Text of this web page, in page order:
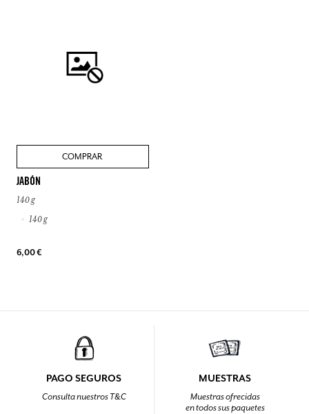
COMPRAR
JABÓN
140 g
140 g
6,00 €
PAGO SEGUROS
Consulta nuestros T&C
MUESTRAS
Muestras ofrecidas
en todos sus paquetes